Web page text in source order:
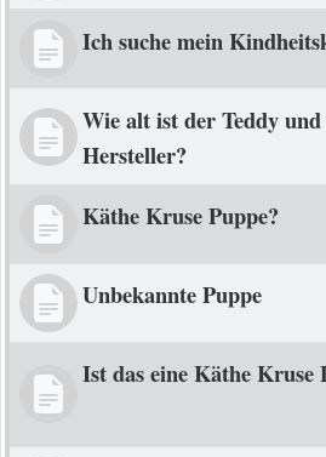
Ich suche mein
Wie alt ist der Teddy und
Hersteller?
Käthe Kruse Puppe?
Unbekannte Puppe
Ist das eine Käthe Kruse